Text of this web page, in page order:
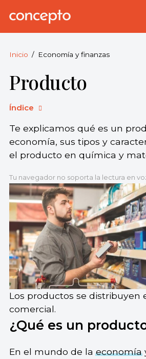
Concepto.
derechos
reservados.
Inicio Economía y finanzas
Producto
Índice
Te explicamos qué es un
economía, sus tipos y
el producto en química y
Tu navegador no soporta la lectura en
Los productos se distribuyen
comercial.
¿Qué es un
En el mundo de laeconomía